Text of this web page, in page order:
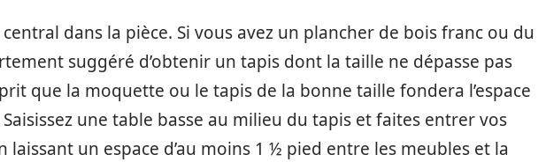
dans la pièce. Si vous avez un plancher de bois franc ou du
suggéré d’obtenir un tapis dont la taille ne dépasse pas
que la moquette ou le tapis de la bonne taille fondera l’espace
une table basse au milieu du tapis et faites entrer vos
laissant un espace d’au moins 1 ½ pied entre les meubles et la